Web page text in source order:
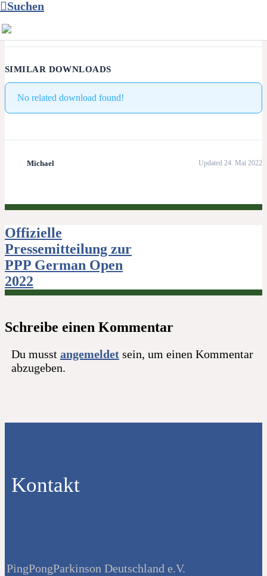
Suchen
KATEGORIEN & TAGS
SIMILAR DOWNLOADS
No related download found!
Michael Updated 24. Mai 2022
Beitragsnavigation
Offizielle
Pressemitteilung zur
PPP German Open
2022
Schreibe einen Kommentar
Du musst angemeldetsein, um einen Kommentar
abzugeben.
Kontakt
PingPongParkinson Deutschland e.V.